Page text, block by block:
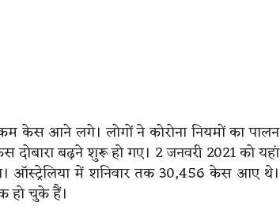
केस आने लगे। लोगों ने कोरोना नियमों का पालन
बढ़ने शुरू हो गए। 2 जनवरी 2021 को यहां
ऑस्ट्रेलिया में शनिवार तक 30,456 केस आए थे।
हो चुके हैं।